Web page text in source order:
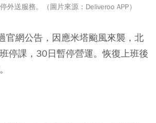
外送服務。（圖片來源：Deliveroo APP）
官網公告，因應米塔颱風來襲，北
停課，30日暫停營運。恢復上班後